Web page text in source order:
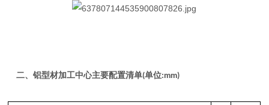
二、铝型材加工中心主要配置清单(单位:mm)